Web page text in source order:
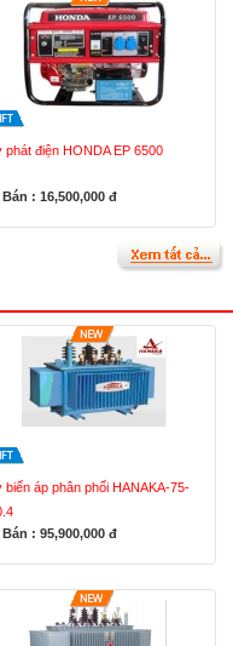
phát điện HONDA EP 6500
: 16,500,000 đ
biến áp phân phối HANAKA-75-
: 95,900,000 đ